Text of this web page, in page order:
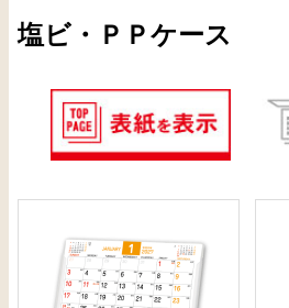
塩ビ・ＰＰケース